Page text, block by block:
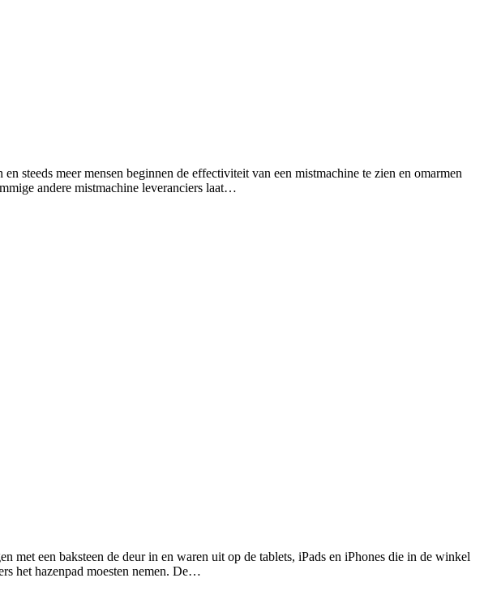
steeds meer mensen beginnen de effectiviteit van een mistmachine te zien en omarmen
andere mistmachine leveranciers laat…
een baksteen de deur in en waren uit op de tablets, iPads en iPhones die in de winkel
het hazenpad moesten nemen. De…